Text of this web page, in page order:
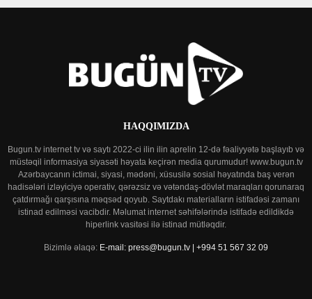
HAQQIMIZDA
Bugun.tv internet tv və saytı 2022-ci ilin ilin aprelin 12-də fəaliyyətə başlayıb və
müstəqil informasiya siyasəti həyata keçirən media qurumudur! www.bugun.tv
Azərbaycanın ictimai, siyasi, mədəni, xüsusilə sosial həyatında baş verən
hadisələri izləyiciyə operativ, qərəzsiz və vətəndaş-dövlət maraqları qorunaraq
çatdırmağı qarşısına məqsəd qoyub. Saytdakı materialların istifadəsi zamanı
istinad edilməsi vacibdir. Məlumat internet səhifələrində istifadə edildikdə
hiperlink vasitəsi ilə istinad mütləqdir.
Bizimlə əlaqə: E-mail: press@bugun.tv | +994 51 567 32 09